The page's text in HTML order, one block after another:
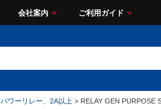
会社案内 ご利用ガイド
パワーリレー、2A以上 > RELAY GEN PURPOSE